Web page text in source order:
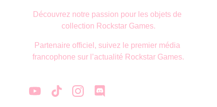
Découvrez notre passion pour les objets de
collection Rockstar Games.
Partenaire officiel, suivez le premier média
francophone sur l’actualité Rockstar Games.